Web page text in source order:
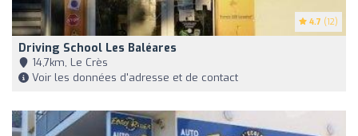
4.7 (12)
Driving School Les Baléares
14,7km, Le Crès
Voir les données d'adresse et de contact